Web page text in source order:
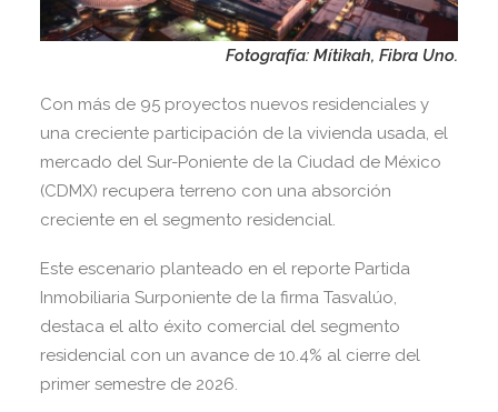
Fotografía: Mítikah, Fibra Uno.
Con más de 95 proyectos nuevos residenciales y
una creciente participación de la vivienda usada, el
mercado del Sur-Poniente de la Ciudad de México
(CDMX) recupera terreno con una absorción
creciente en el segmento residencial.
Este escenario planteado en el reporte Partida
Inmobiliaria Surponiente de la firma Tasvalúo,
destaca el alto éxito comercial del segmento
residencial con un avance de 10.4% al cierre del
primer semestre de 2026.